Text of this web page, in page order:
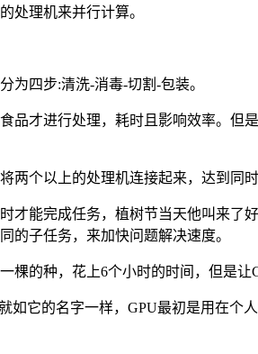
处理机来并行计算。
为四步:清洗-消毒-切割-包装。
品才进行处理，耗时且影响效率。
两个以上的处理机连接起来，达到同
才能完成任务，植树节当天他叫来
的子任务，来加快问题解决速度。
的种，花上6个小时的时间，但是让
如它的名字一样，GPU最初是用在个